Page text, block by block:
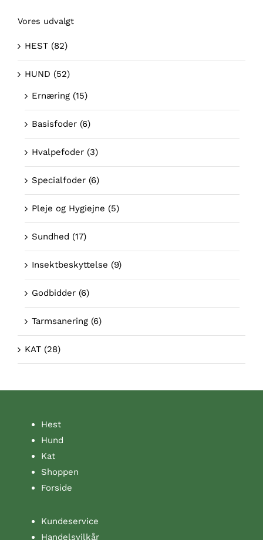
Vores udvalgt
HEST (82)
HUND (52)
Ernæring (15)
Basisfoder (6)
Hvalpefoder (3)
Specialfoder (6)
Pleje og Hygiejne (5)
Sundhed (17)
Insektbeskyttelse (9)
Godbidder (6)
Tarmsanering (6)
KAT (28)
Hest
Hund
Kat
Shoppen
Forside
Kundeservice
Handelsvilkår